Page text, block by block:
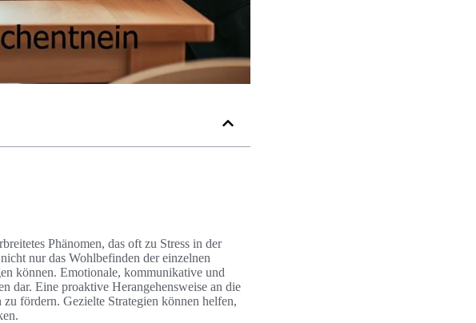
Phänomen, das oft zu Stress in der
nur das Wohlbefinden der einzelnen
können. Emotionale, kommunikative und
dar. Eine proaktive Herangehensweise an die
fördern. Gezielte Strategien können helfen,